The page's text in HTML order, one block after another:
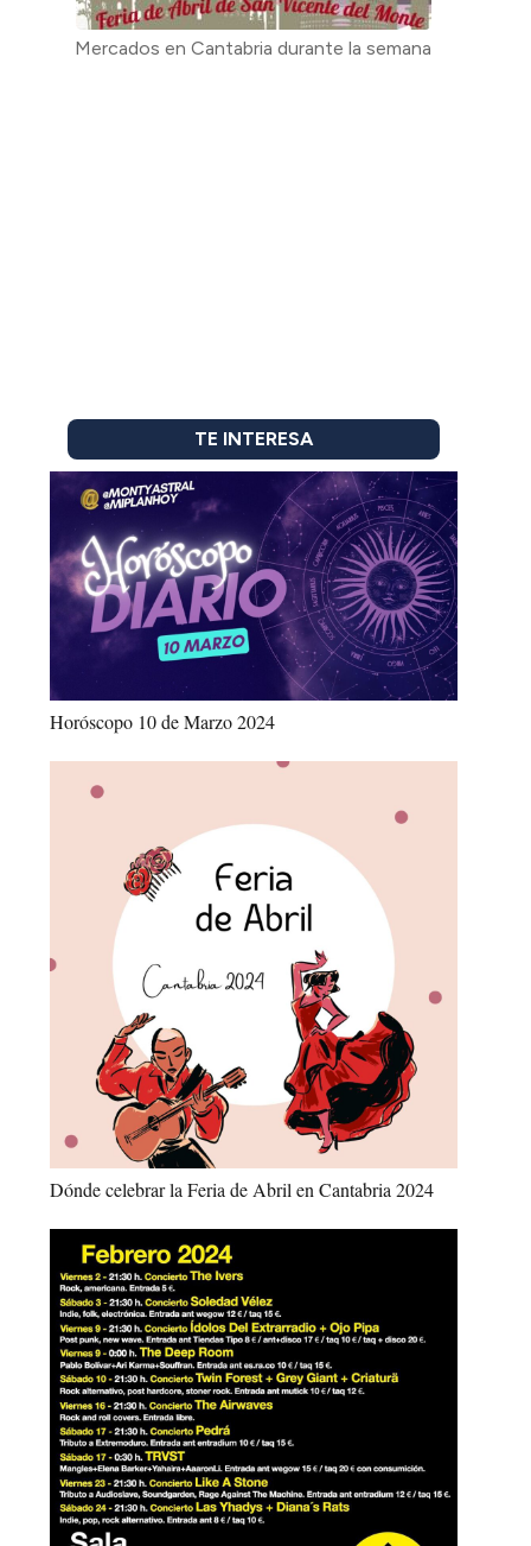
Mercados en Cantabria durante la semana
TE INTERESA
Horóscopo 10 de Marzo 2024
Dónde celebrar la Feria de Abril en Cantabria 2024